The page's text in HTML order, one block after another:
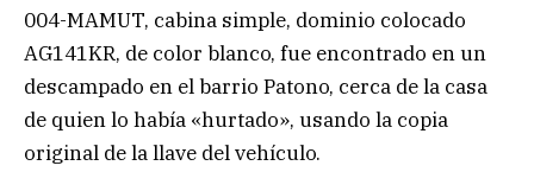
004-MAMUT, cabina simple, dominio colocado
AG141KR, de color blanco, fue encontrado en un
descampado en el barrio Patono, cerca de la casa
de quien lo había «hurtado», usando la copia
original de la llave del vehículo.